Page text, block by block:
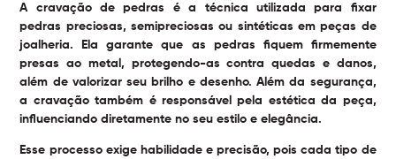
A cravação de pedras é a técnica utilizada para fixar
pedras preciosas, semipreciosas ou sintéticas em peças de
joalheria. Ela garante que as pedras fiquem firmemente
presas ao metal, protegendo-as contra quedas e danos,
além de valorizar seu brilho e desenho. Além da segurança,
a cravação também é responsável pela estética da peça,
influenciando diretamente no seu estilo e elegância.
Esse processo exige habilidade e precisão, pois cada tipo de